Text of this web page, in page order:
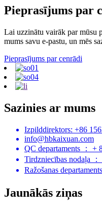
Pieprasījums par
Lai uzzinātu vairāk par mūsu
mums savu e-pastu, un mēs
Pieprasījums par cenrādi
Sazinies ar mums
Izpilddirektors: +86
info@hbkaixuan.com
QC departaments ： +
Tirdzniecības nodaļa
Ražošanas
Jaunākās ziņas